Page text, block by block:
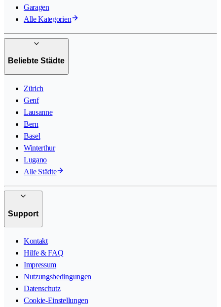
Garagen
Alle Kategorien
Beliebte Städte
Zürich
Genf
Lausanne
Bern
Basel
Winterthur
Lugano
Alle Städte
Support
Kontakt
Hilfe & FAQ
Impressum
Nutzungsbedingungen
Datenschutz
Cookie-Einstellungen